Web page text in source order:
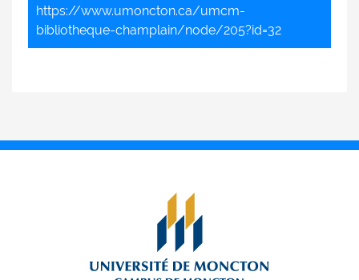
https://www.umoncton.ca/umcm-
bibliotheque-champlain/node/205?id=32